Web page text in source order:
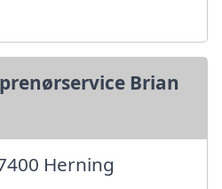
Brian
Herning